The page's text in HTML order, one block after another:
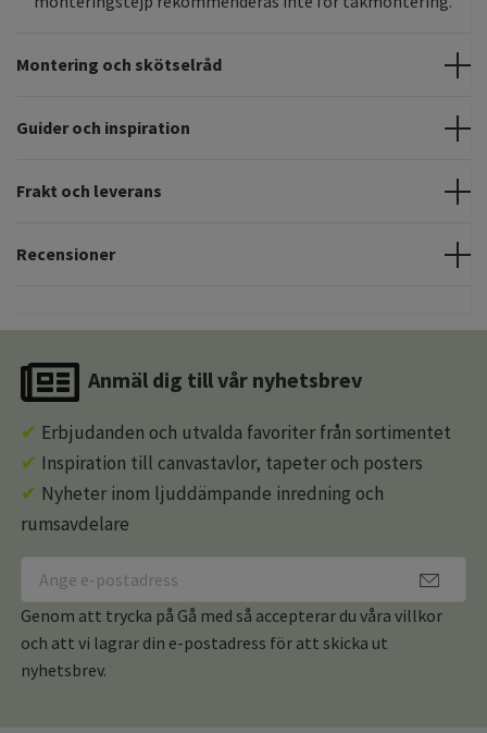
Montering och skötselråd
Guider och inspiration
Frakt och leverans
Recensioner
Anmäl dig till vår nyhetsbrev
✔ Erbjudanden och utvalda favoriter från sortimentet
✔ Inspiration till canvastavlor, tapeter och posters
✔ Nyheter inom ljuddämpande inredning och
rumsavdelare
Genom att trycka på Gå med så accepterar du våra villkor
och att vi lagrar din e-postadress för att skicka ut
nyhetsbrev.